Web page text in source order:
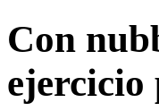
Con
ejercicio